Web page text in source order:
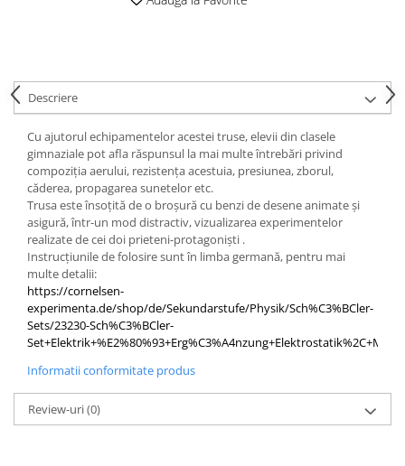
Laptopuri si Accesorii
Accesorii Laptopuri
All in One/PC
All in One
Periferice PC
Conectivitate si Accesorii
Monitoare
Tablete si Accesorii
Imprimante si Multifunctionale
Imprimante
Multifunctionale
Imprimante si Scanere 3D
Imprimante 3D
Descriere
Cu ajutorul echipamentelor acestei truse, elevii din clasele
gimnaziale pot afla răspunsul la mai multe întrebări privind
compoziția aerului, rezistența acestuia, presiunea, zborul,
căderea, propagarea sunetelor etc.
Trusa este însoțită de o broșură cu benzi de desene animate și
asigură, într-un mod distractiv, vizualizarea experimentelor
realizate de cei doi prieteni-protagoniști .
Instrucțiunile de folosire sunt în limba germană, pentru mai
multe detalii:
https://cornelsen-
experimenta.de/shop/de/Sekundarstufe/Physik/Sch%C3%BCler-
Sets/23230-Sch%C3%BCler-
Informatii conformitate produs
Review-uri(0)